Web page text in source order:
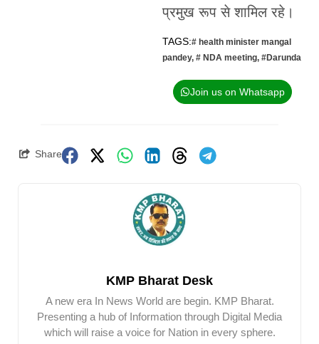
प्रमुख रूप से शामिल रहे।
TAGS:# health minister mangal
pandey, # NDA meeting, #Darunda
Join us on Whatsapp
Share
KMP Bharat Desk
A new era In News World are begin. KMP Bharat.
Presenting a hub of Information through Digital Media
which will raise a voice for Nation in every sphere.